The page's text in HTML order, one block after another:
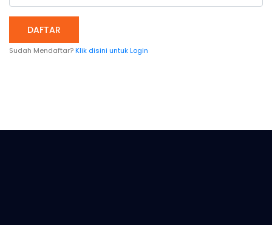
Sudah Mendaftar?Klik disini untuk Login